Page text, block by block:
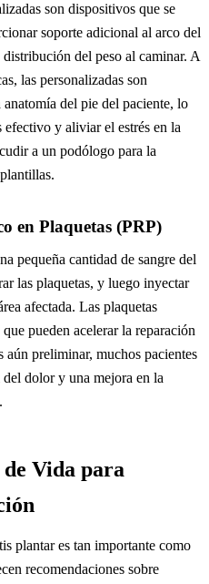
son dispositivos que se
soporte adicional al arco del
del peso al caminar. A
las personalizadas son
anatomía del pie del paciente, lo
efectivo y aliviar el estrés en la
a un podólogo para la
en Plaquetas (PRP)
pequeña cantidad de sangre del
las plaquetas, y luego inyectar
afectada. Las plaquetas
pueden acelerar la reparación
preliminar, muchos pacientes
dolor y una mejora en la
Vida para
plantar es tan importante como
recomendaciones sobre